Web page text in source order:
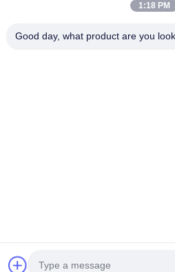
Tampão de extremidade EPDM de
Conversar
1:18 PM
Good day, what product are you